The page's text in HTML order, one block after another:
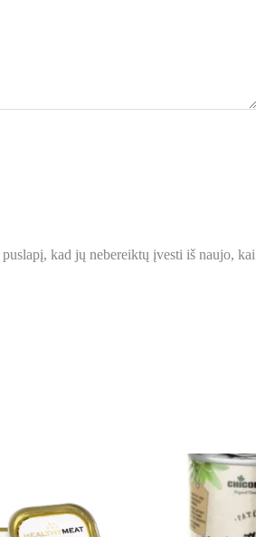
kad jų nebereiktų įvesti iš naujo, kai